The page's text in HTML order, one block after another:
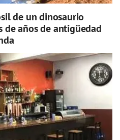
de un dinosaurio
años de antigüedad